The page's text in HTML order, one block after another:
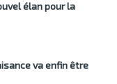
élan pour la
va enfin être